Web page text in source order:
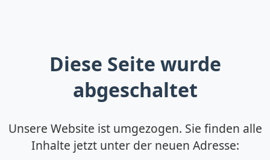
Diese Seite wurde
abgeschaltet
Unsere Website ist umgezogen. Sie finden alle
Inhalte jetzt unter der neuen Adresse: